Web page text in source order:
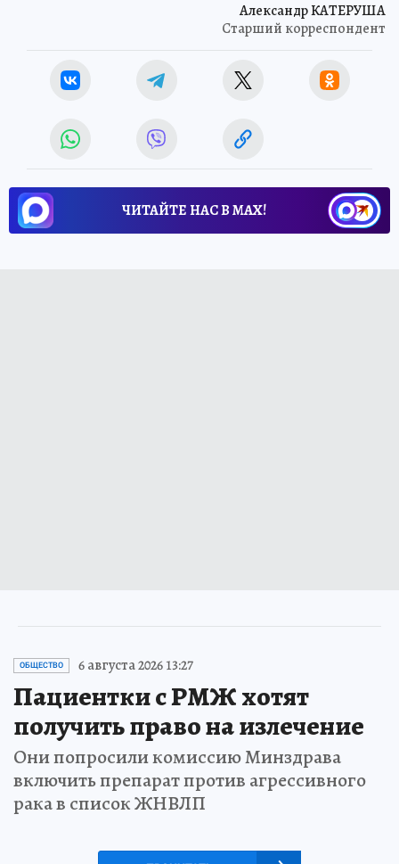
Александр КАТЕРУША
Старший корреспондент
ЧИТАЙТЕ НАС В МАХ!
ОБЩЕСТВО 6 августа 2026 13:27
Пациентки с РМЖ хотят
получить право на излечение
Они попросили комиссию Минздрава
включить препарат против агрессивного
рака в список ЖНВЛП